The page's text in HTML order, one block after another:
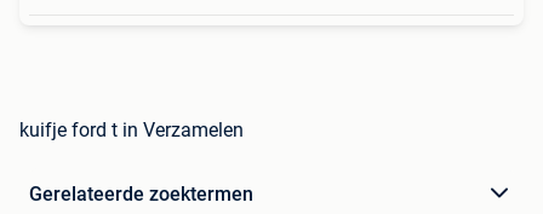
kuifje ford t in Verzamelen
Gerelateerde zoektermen